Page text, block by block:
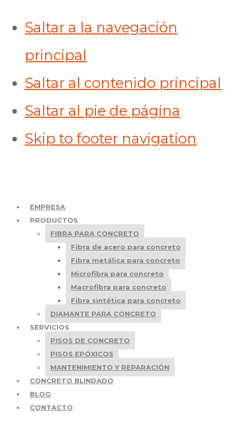
Saltar a la navegación
principal
Saltar al contenido principal
Saltar al pie de página
Skip to footer navigation
PSI CONCRETO
Pisos Industriales
EMPRESA
PRODUCTOS
FIBRA PARA CONCRETO
Fibra de acero para concreto
Fibra metálica para concreto
Microfibra para concreto
Macrofibra para concreto
Fibra sintética para concreto
DIAMANTE PARA CONCRETO
SERVICIOS
PISOS DE CONCRETO
PISOS EPÓXICOS
MANTENIMIENTO Y REPARACIÓN
CONCRETO BLINDADO
BLOG
CONTACTO